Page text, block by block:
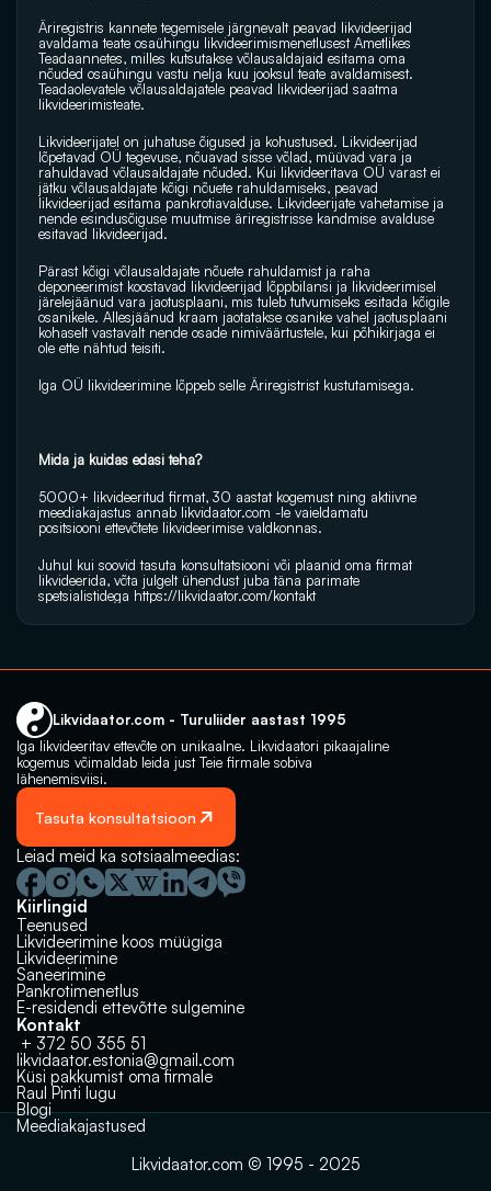
Milline lahendus võiks olla sulle
parim? 🤔
Võta ühendust!
Äriregistris kannete tegemisele järgnevalt peavad likvideerijad
avaldama teate osaühingu likvideerimismenetlusest Ametlikes
Teadaannetes, milles kutsutakse võlausaldajaid esitama oma
nõuded osaühingu vastu nelja kuu jooksul teate avaldamisest.
Teadaolevatele võlausaldajatele peavad likvideerijad saatma
likvideerimisteate.
Likvideerijatel on juhatuse õigused ja kohustused. Likvideerijad
lõpetavad OÜ tegevuse, nõuavad sisse võlad, müüvad vara ja
rahuldavad võlausaldajate nõuded. Kui likvideeritava OÜ varast ei
jätku võlausaldajate kõigi nõuete rahuldamiseks, peavad
likvideerijad esitama pankrotiavalduse. Likvideerijate vahetamise ja
nende esindusõiguse muutmise äriregistrisse kandmise avalduse
esitavad likvideerijad.
Pärast kõigi võlausaldajate nõuete rahuldamist ja raha
deponeerimist koostavad likvideerijad lõppbilansi ja likvideerimisel
järelejäänud vara jaotusplaani, mis tuleb tutvumiseks esitada kõigile
osanikele. Allesjäänud kraam jaotatakse osanike vahel jaotusplaani
kohaselt vastavalt nende osade nimiväärtustele, kui põhikirjaga ei
ole ette nähtud teisiti.
Iga OÜ likvideerimine lõppeb selle Äriregistrist kustutamisega.
Mida ja kuidas edasi teha?
5000+ likvideeritud firmat, 30 aastat kogemust ning aktiivne
meediakajastus annab likvidaator.com -le vaieldamatu
positsiooni ettevõtete likvideerimise valdkonnas.
Juhul kui soovid tasuta konsultatsiooni või plaanid oma firmat
likvideerida, võta julgelt ühendust juba täna parimate
spetsialistidega https://likvidaator.com/kontakt
Likvidaator.com - Turuliider aastast 1995
Iga likvideeritav ettevõte on unikaalne. Likvidaatori pikaajaline
kogemus võimaldab leida just Teie firmale sobiva
lähenemisviisi.
Tasuta konsultatsioon
Leiad meid ka sotsiaalmeedias:
Kiirlingid
Teenused
Likvideerimine koos müügiga
Likvideerimine
Saneerimine
Pankrotimenetlus
E-residendi ettevõtte sulgemine
Kontakt
+ 372 50 355 51
likvidaator.estonia@gmail.com
Küsi pakkumist oma firmale
Raul Pinti lugu
Blogi
Meediakajastused
Likvidaator.com © 1995 - 2025